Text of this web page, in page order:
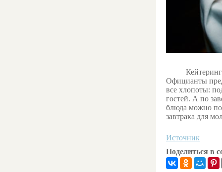
Официанты
все хлопоты:
гостей. А по
блюда можно
завтрака для
Источник
Поделиться в